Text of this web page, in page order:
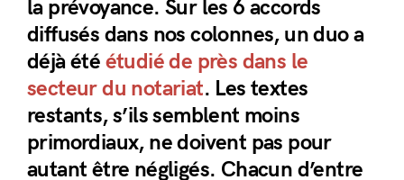
la prévoyance. Sur les 6 accords
diffusés dans nos colonnes, un duo a
déjà été étudié de près dans le
secteur du notariat. Les textes
restants, s’ils semblent moins
primordiaux, ne doivent pas pour
autant être négligés. Chacun d’entre